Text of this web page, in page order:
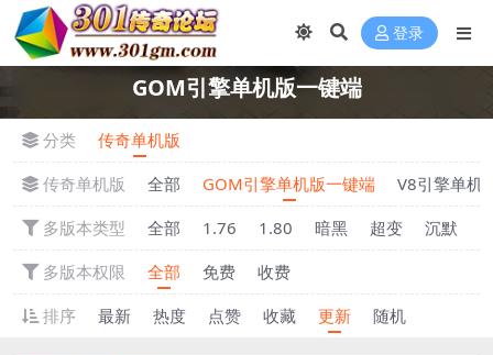
登录
GOM引擎单机版一键端
分类
传奇单机版
传奇单机版
全部 GOM引擎单机版一键端
V8引擎单机
多版本类型
全部 1.76 1.80 暗黑 超变 沉默
多版本权限
全部 免费
收费
排序
最新 热度 点赞 收藏 更新 随机